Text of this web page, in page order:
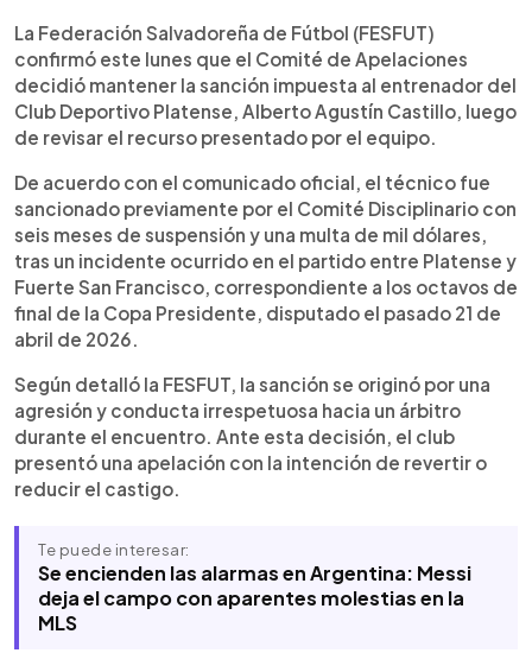
► Escuchar artículo
La FESFUT confirmó que el Comité de
Apelaciones mantuvo la sanción contra el técnico
de Platense, Alberto Agustín Castillo, tras revisar
el recurso presentado por el club. El entrenador
había sido castigado con seis meses de
suspensión y una multa de $1,000 por agredir y
dirigirse de forma irrespetuosa a un árbitro en un
partido de Copa Presidente. La federación
concluyó que no hubo elementos para desvirtuar
el informe arbitral y que la sanción se ajusta al
reglamento. Además, reiteró su compromiso de
revisar la normativa vigente para mejorar la
aplicación de castigos en el fútbol salvadoreño.
La Federación Salvadoreña de Fútbol (FESFUT)
confirmó este lunes que el Comité de Apelaciones
decidió mantener la sanción impuesta al entrenador del
Club Deportivo Platense, Alberto Agustín Castillo, luego
de revisar el recurso presentado por el equipo.
De acuerdo con el comunicado oficial, el técnico fue
sancionado previamente por el Comité Disciplinario con
seis meses de suspensión y una multa de mil dólares,
tras un incidente ocurrido en el partido entre Platense y
Fuerte San Francisco, correspondiente a los octavos de
final de la Copa Presidente, disputado el pasado 21 de
abril de 2026.
Según detalló la FESFUT, la sanción se originó por una
agresión y conducta irrespetuosa hacia un árbitro
durante el encuentro. Ante esta decisión, el club
presentó una apelación con la intención de revertir o
reducir el castigo.
Te puede interesar:
Se encienden las alarmas en Argentina: Messi
deja el campo con aparentes molestias en la
MLS